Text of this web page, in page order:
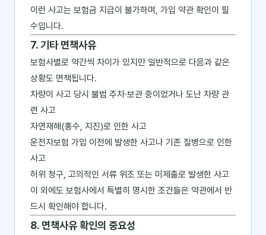
이런 사고는 보험금 지급이 불가하며, 가입 약관 확인이 필
수입니다.
7. 기타 면책사유
보험사별로 약간씩 차이가 있지만 일반적으로 다음과 같은
상황도 면책됩니다.
차량이 사고 당시 불법 주차·보관 중이었거나 도난 차량 관
련 사고
자연재해(홍수, 지진)로 인한 사고
운전자보험 가입 이전에 발생한 사고나 기존 질병으로 인한
사고
허위 청구, 고의적인 서류 위조 또는 미제출로 발생한 사고
이 외에도 보험사에서 특별히 명시한 조건들은 약관에서 반
드시 확인해야 합니다.
8. 면책사유 확인의 중요성